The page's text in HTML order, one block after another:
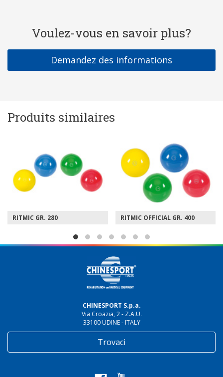
Voulez-vous en savoir plus?
Demandez des informations
Produits similaires
RITMIC GR. 280 RITMIC OFFICIAL GR. 400
CHINESPORT S.p.a.
Via Croazia, 2 - Z.A.U.
33100 UDINE - ITALY
Trovaci